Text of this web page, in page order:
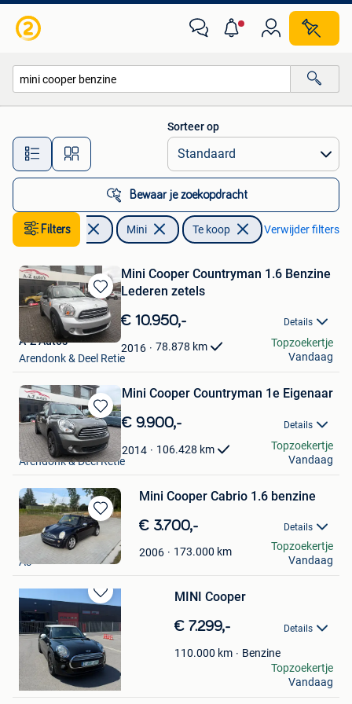
Alle afstanden…
Sorteer op
Bewaar je zoekopdracht
Filters
Auto's Mini Te koop Verwijder filters
Bewaren
in
Mijn
Favorieten
Mini Cooper Countryman 1.6 Benzine
Lederen zetels
€ 10.950,- Details
2016 78.878 km
A-Z Auto's
Arendonk & Deel Retie
Topzoekertje
Vandaag
Bewaren
in
Mijn
Favorieten
Mini Cooper Countryman 1e Eigenaar
€ 9.900,- Details
2014 106.428 km
A-Z Auto's
Arendonk & Deel Retie
Topzoekertje
Vandaag
Bewaren
in
Mijn
Favorieten
Mini Cooper Cabrio 1.6 benzine
€ 3.700,- Details
2006 173.000 km
As
Topzoekertje
Vandaag
Bewaren
in
Mijn
Favorieten
MINI Cooper
€ 7.299,- Details
110.000 km
Benzine
Mussautomotive
Brugge
Topzoekertje
Vandaag